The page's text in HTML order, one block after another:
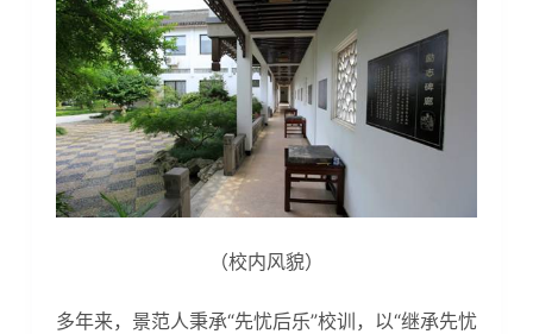
（校内风貌）
多年来，景范人秉承“先忧后乐”校训，以“继承先忧